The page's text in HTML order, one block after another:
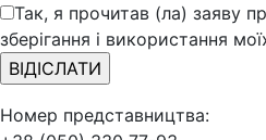
Так, я прочитав (ла) заяву
зберігання і використання
Номер представництва: